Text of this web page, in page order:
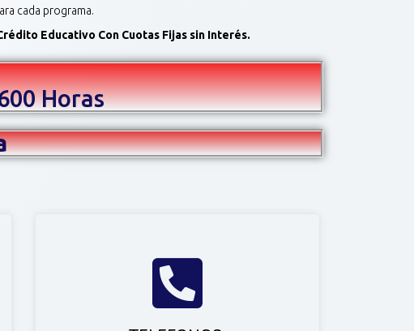
cada programa.
Educativo Con Cuotas Fijas sin Interés.
Horas